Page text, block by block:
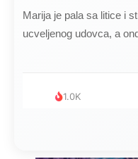
Marija je pala sa litice i
ucveljenog udovca, a
1.0K